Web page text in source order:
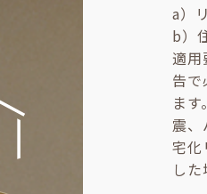
a）
b）
適用
告
ま
震
宅化
した